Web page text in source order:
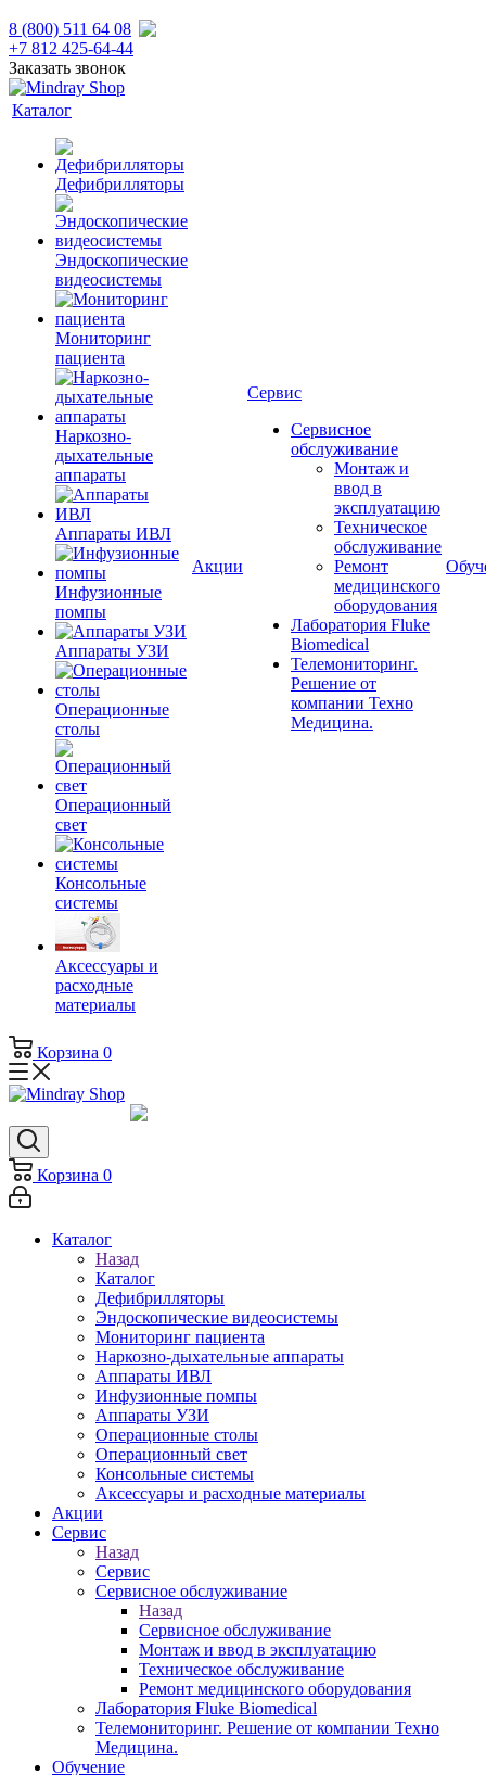
8 (800) 511 64 08
+7 812 425-64-44
Заказать звонок
Каталог
Дефибрилляторы
Эндоскопические
видеосистемы
Мониторинг
пациента
Наркозно-
дыхательные
аппараты
Аппараты ИВЛ
Инфузионные
помпы
Аппараты УЗИ
Операционные
столы
Операционный
свет
Консольные
системы
Аксессуары и
расходные
материалы
Акции
Сервис
Сервисное
обслуживание
Монтаж и
ввод в
эксплуатацию
Техническое
обслуживание
Ремонт
медицинского
оборудования
Лаборатория Fluke
Biomedical
Телемониторинг.
Решение от
компании Техно
Медицина.
Корзина 0
Корзина 0
Каталог
Назад
Каталог
Дефибрилляторы
Эндоскопические видеосистемы
Мониторинг пациента
Наркозно-дыхательные аппараты
Аппараты ИВЛ
Инфузионные помпы
Аппараты УЗИ
Операционные столы
Операционный свет
Консольные системы
Аксессуары и расходные материалы
Акции
Сервис
Назад
Сервис
Сервисное обслуживание
Назад
Сервисное обслуживание
Монтаж и ввод в эксплуатацию
Техническое обслуживание
Ремонт медицинского оборудования
Лаборатория Fluke Biomedical
Телемониторинг. Решение от компании Техно
Медицина.
Обучение